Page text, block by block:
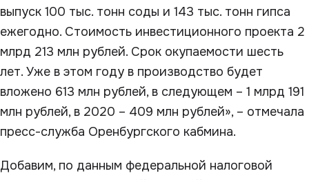
выпуск 100 тыс. тонн соды и 143 тыс. тонн гипса
ежегодно. Стоимость инвестиционного проекта 2
млрд 213 млн рублей. Срок окупаемости шесть
лет. Уже в этом году в производство будет
вложено 613 млн рублей, в следующем – 1 млрд 191
млн рублей, в 2020 – 409 млн рублей», – отмечала
пресс-служба Оренбургского кабмина.
Добавим, по данным федеральной налоговой